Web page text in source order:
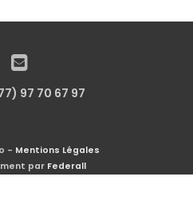
97 70 67 97
- Mentions Légales
par Federall